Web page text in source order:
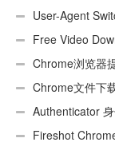
User-Agent
UA)Free Video
ts文件Chrome浏览器
Chrome文件下
Authenticator
Fireshot